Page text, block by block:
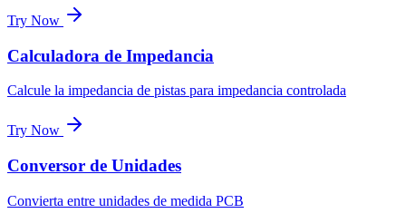
Try Now
Calculadora de Impedancia
Calcule la impedancia de pistas para impedancia controlada
Try Now
Conversor de Unidades
Convierta entre unidades de medida PCB